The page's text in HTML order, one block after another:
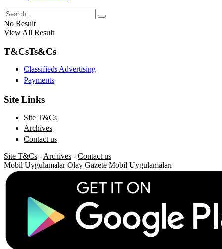
No Result
View All Result
T&CsTs&Cs
Classifieds Advertising
Payments
Site Links
Site T&Cs
Archives
Contact us
Site T&Cs - Archives - Contact us
Mobil Uygulamalar Olay Gazete Mobil Uygulamaları